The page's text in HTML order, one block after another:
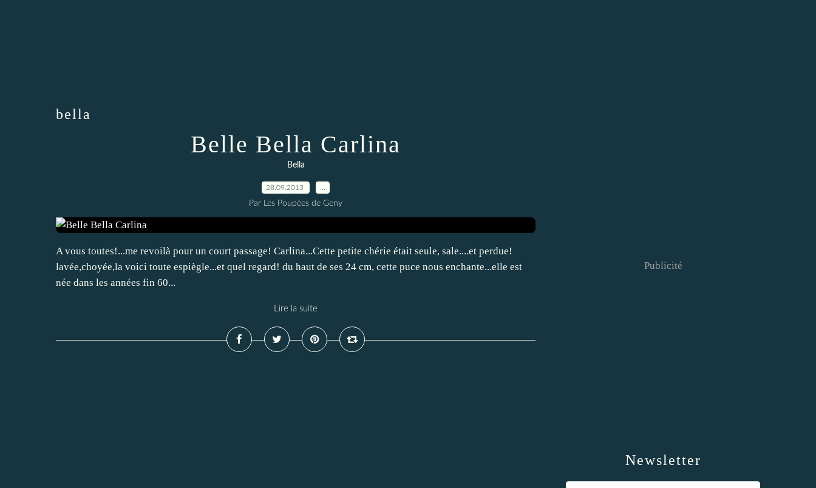
bella
Belle Bella Carlina
Bella
28.09.2013
Par Les Poupées de Geny
A vous toutes!...me revoilà pour un court passage! Carlina...Cette petite chérie était seule, sale....et perdue!
lavée,choyée,la voici toute espiègle...et quel regard! du haut de ses 24 cm, cette puce nous enchante...elle est
née dans les années fin 60...
Lire la suite
Newsletter
Publicité